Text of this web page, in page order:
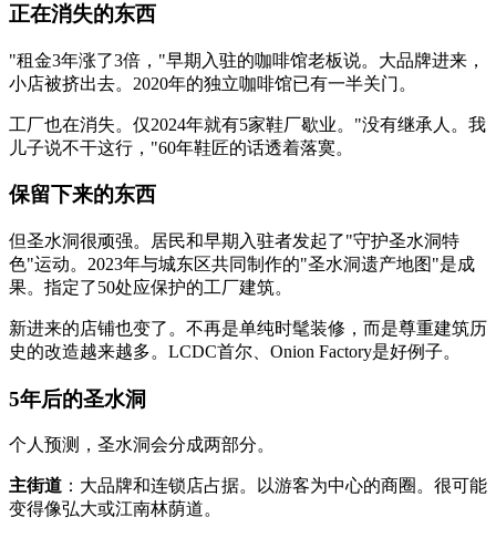
正在消失的东西
"租金3年涨了3倍，"早期入驻的咖啡馆老板说。大品牌进来，
小店被挤出去。2020年的独立咖啡馆已有一半关门。
工厂也在消失。仅2024年就有5家鞋厂歇业。"没有继承人。我
儿子说不干这行，"60年鞋匠的话透着落寞。
保留下来的东西
但圣水洞很顽强。居民和早期入驻者发起了"守护圣水洞特
色"运动。2023年与城东区共同制作的"圣水洞遗产地图"是成
果。指定了50处应保护的工厂建筑。
新进来的店铺也变了。不再是单纯时髦装修，而是尊重建筑历
史的改造越来越多。LCDC首尔、Onion Factory是好例子。
5年后的圣水洞
个人预测，圣水洞会分成两部分。
主街道 ：大品牌和连锁店占据。以游客为中心的商圈。很可能
变得像弘大或江南林荫道。